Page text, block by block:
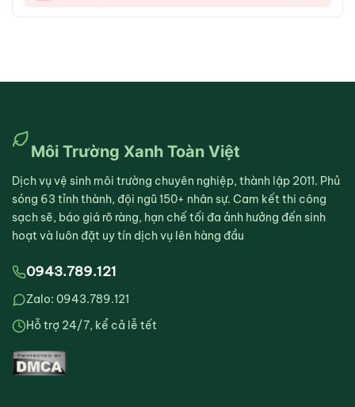
Môi Trường Xanh Toàn Việt
Dịch vụ vệ sinh môi trường chuyên nghiệp, thành lập 2011. Phủ
sóng 63 tỉnh thành, đội ngũ 150+ nhân sự. Cam kết thi công
sạch sẽ, báo giá rõ ràng, hạn chế tối đa ảnh hưởng đến sinh
hoạt và luôn đặt uy tín dịch vụ lên hàng đầu
0943.789.121
Zalo: 0943.789.121
Hỗ trợ 24/7, kể cả lễ tết